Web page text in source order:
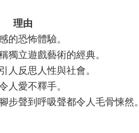
理由
的恐怖體驗。
獨立遊戲藝術的經典。
人反思人性與社會。
人愛不釋手。
步聲到呼吸聲都令人毛骨悚然。